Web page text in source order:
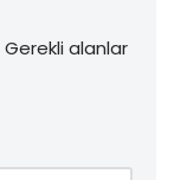
Gerekli alanlar